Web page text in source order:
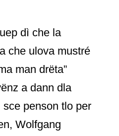
dì che la
che ulova mustré
man drëta”
a dann dla
penson tlo per
Wolfgang